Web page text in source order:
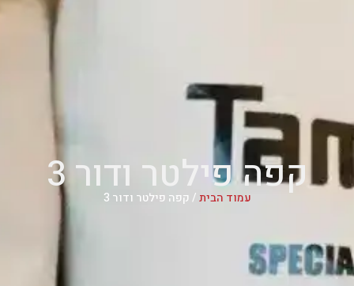
קפה פילטר ודור 3
עמוד הבית/ קפה פילטר ודור 3